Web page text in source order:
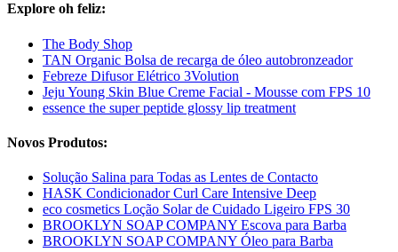
Explore oh feliz:
The Body Shop
TAN Organic Bolsa de recarga de óleo autobronzeador
Febreze Difusor Elétrico 3Volution
Jeju Young Skin Blue Creme Facial - Mousse com FPS 10
essence the super peptide glossy lip treatment
Novos Produtos:
Solução Salina para Todas as Lentes de Contacto
HASK Condicionador Curl Care Intensive Deep
eco cosmetics Loção Solar de Cuidado Ligeiro FPS 30
BROOKLYN SOAP COMPANY Escova para Barba
BROOKLYN SOAP COMPANY Óleo para Barba